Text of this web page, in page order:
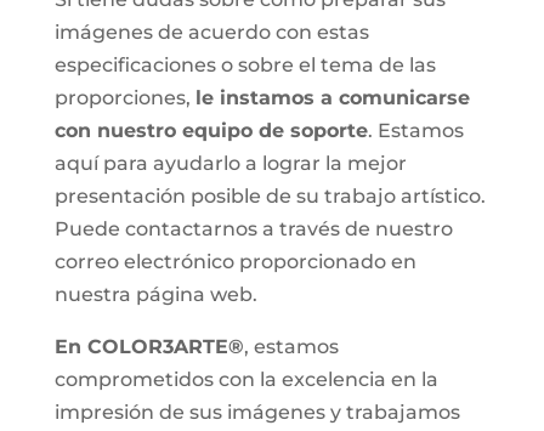
imágenes de acuerdo con estas
especificaciones o sobre el tema de las
proporciones, le instamos a comunicarse
con nuestro equipo de soporte. Estamos
aquí para ayudarlo a lograr la mejor
presentación posible de su trabajo artístico.
Puede contactarnos a través de nuestro
correo electrónico proporcionado en
nuestra página web.
En COLOR3ARTE®, estamos
comprometidos con la excelencia en la
impresión de sus imágenes y trabajamos